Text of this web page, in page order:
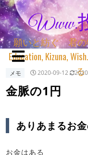
Www.
願いと紡ぐ 君の物
Education, Kizuna,
メモ 2020-09-12
金脈の1円
ありあまるお
お金はある